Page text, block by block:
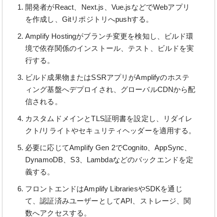
開発者がReact、Next.js、Vue.jsなどでWebアプリ
を作成し、Gitリポジトリへpushする。
Amplify Hostingがブランチ変更を検知し、ビルド環
境で依存関係のインストール、テスト、ビルドを実
行する。
ビルド成果物またはSSRアプリがAmplifyのホステ
ィング基盤へデプロイされ、グローバルCDNから配
信される。
カスタムドメインとTLS証明書を設定し、リダイレ
クト/リライトやセキュリティヘッダーを適用する。
必要に応じてAmplify Gen 2でCognito、AppSync、
DynamoDB、S3、Lambdaなどのバックエンドを定
義する。
フロントエンドはAmplify LibrariesやSDKを通じ
て、認証済みユーザーとしてAPI、ストレージ、関
数へアクセスする。